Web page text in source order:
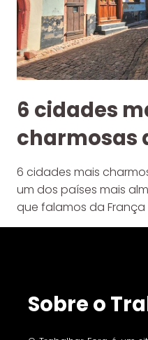
6 cidades
charmosas
6 cidades mais
um dos países mais
que falamos da
Sobre o